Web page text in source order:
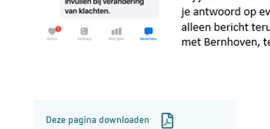
Deze pagina downloaden